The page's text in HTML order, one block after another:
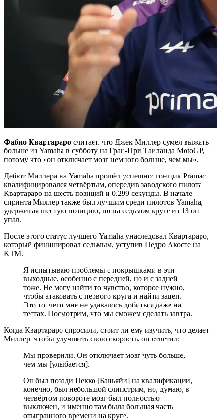
Фабио Квартараро считает, что Джек Миллер сумел выжать
больше из Yamaha в субботу на Гран-При Таиланда MotoGP,
потому что «он отключает мозг немного больше, чем мы».
Дебют Миллера на Yamaha прошёл успешно: гонщик Pramac
квалифицировался четвёртым, опередив заводского пилота
Квартараро на шесть позиций и 0.299 секунды. В начале
спринта Миллер также был лучшим среди пилотов Yamaha,
удерживая шестую позицию, но на седьмом круге из 13 он
упал.
После этого статус лучшего Yamaha унаследовал Квартараро,
который финишировал седьмым, уступив Педро Акосте на
KTM.
Я испытываю проблемы с покрышками в эти
выходные, особенно с передней, но и с задней
тоже. Не могу найти то чувство, которое нужно,
чтобы атаковать с первого круга и найти зацеп.
Это то, чего мне не удавалось добиться даже на
тестах. Посмотрим, что мы сможем сделать завтра.
Когда Квартараро спросили, стоит ли ему изучить, что делает
Миллер, чтобы улучшить свою скорость, он ответил:
Мы проверили. Он отключает мозг чуть больше,
чем мы [улыбается].
Он был позади Пекко [Баньяйи] на квалификации,
конечно, был небольшой слипстрим, но, думаю, в
четвёртом повороте мозг был полностью
выключен, и именно там была большая часть
отыгранного времени на круге.